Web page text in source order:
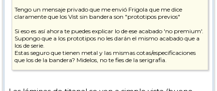
Tengo un mensaje privado que me envió Frigola que me dice
claramente que los Vist sin bandera son "prototipos previos"
Si eso es así ahora te puedes explicar lo de ese acabado 'no premium'.
Supongo que a los prototipos no les darán el mismo acabado que a
los de serie.
Estas seguro que tienen metal y las mismas cotas/especificaciones
que los de la bandera? Midelos, no te fies de la serigrafia.